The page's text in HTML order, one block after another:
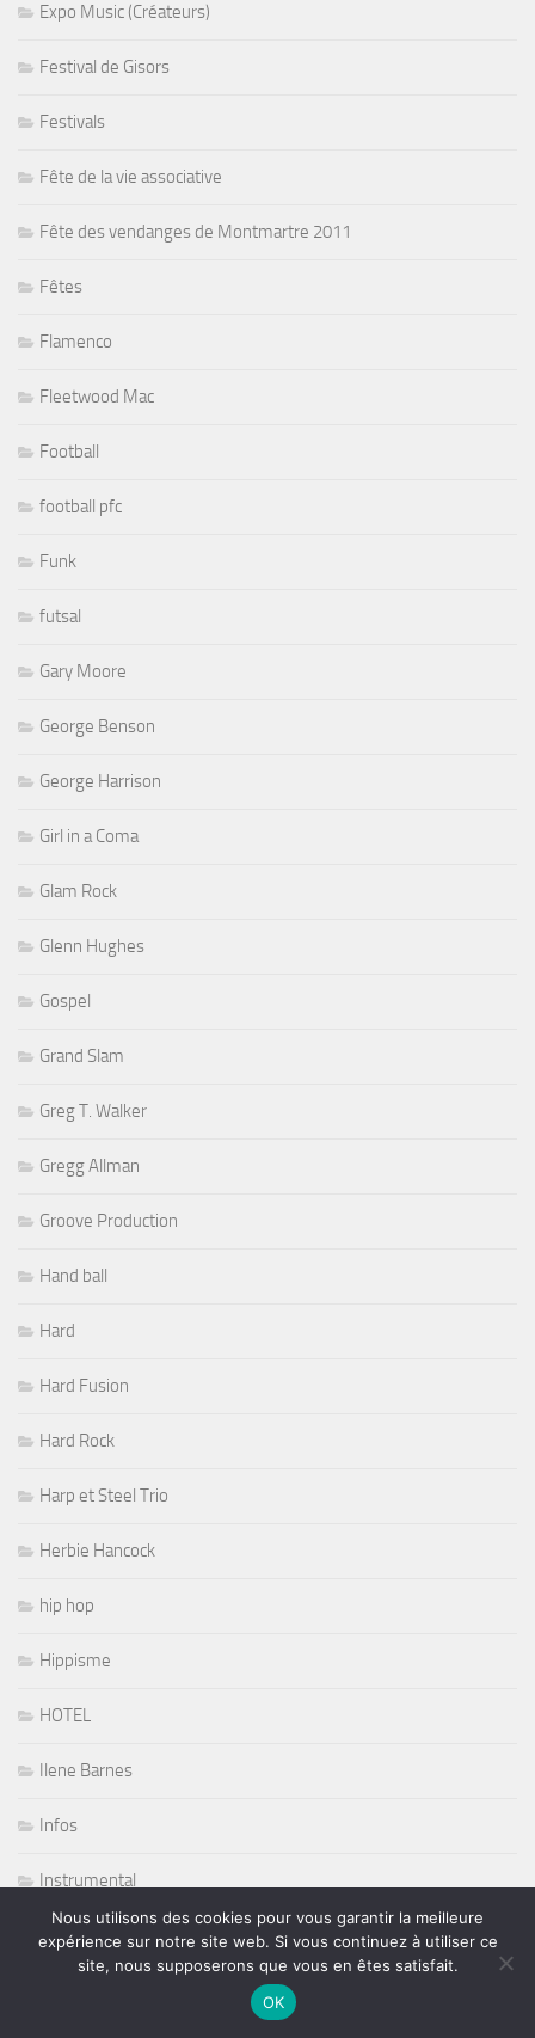
Expo Music (Créateurs)
Festival de Gisors
Festivals
Fête de la vie associative
Fête des vendanges de Montmartre 2011
Fêtes
Flamenco
Fleetwood Mac
Football
football pfc
Funk
futsal
Gary Moore
George Benson
George Harrison
Girl in a Coma
Glam Rock
Glenn Hughes
Gospel
Grand Slam
Greg T. Walker
Gregg Allman
Groove Production
Hand ball
Hard
Hard Fusion
Hard Rock
Harp et Steel Trio
Herbie Hancock
hip hop
Hippisme
HOTEL
Ilene Barnes
Infos
Instrumental
Instrumental
Nous utilisons des cookies pour vous garantir la meilleure
expérience sur notre site web. Si vous continuez à utiliser ce
site, nous supposerons que vous en êtes satisfait.
OK